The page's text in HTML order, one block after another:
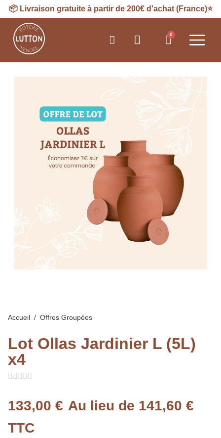
📦 Livraison gratuite à partir de 200€ d'achat (France)⭐
Accueil Offres Groupées
Lot Ollas Jardinier L (5L)
x4
    
133,00 € Au lieu de 141,60 €
TTC